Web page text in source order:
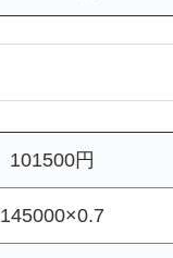
101500円
145000×0.7